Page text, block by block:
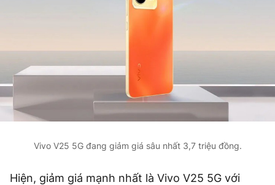
Vivo V25 5G đang giảm giá sâu nhất 3,7 triệu đồng.
Hiện, giảm giá mạnh nhất là Vivo V25 5G với